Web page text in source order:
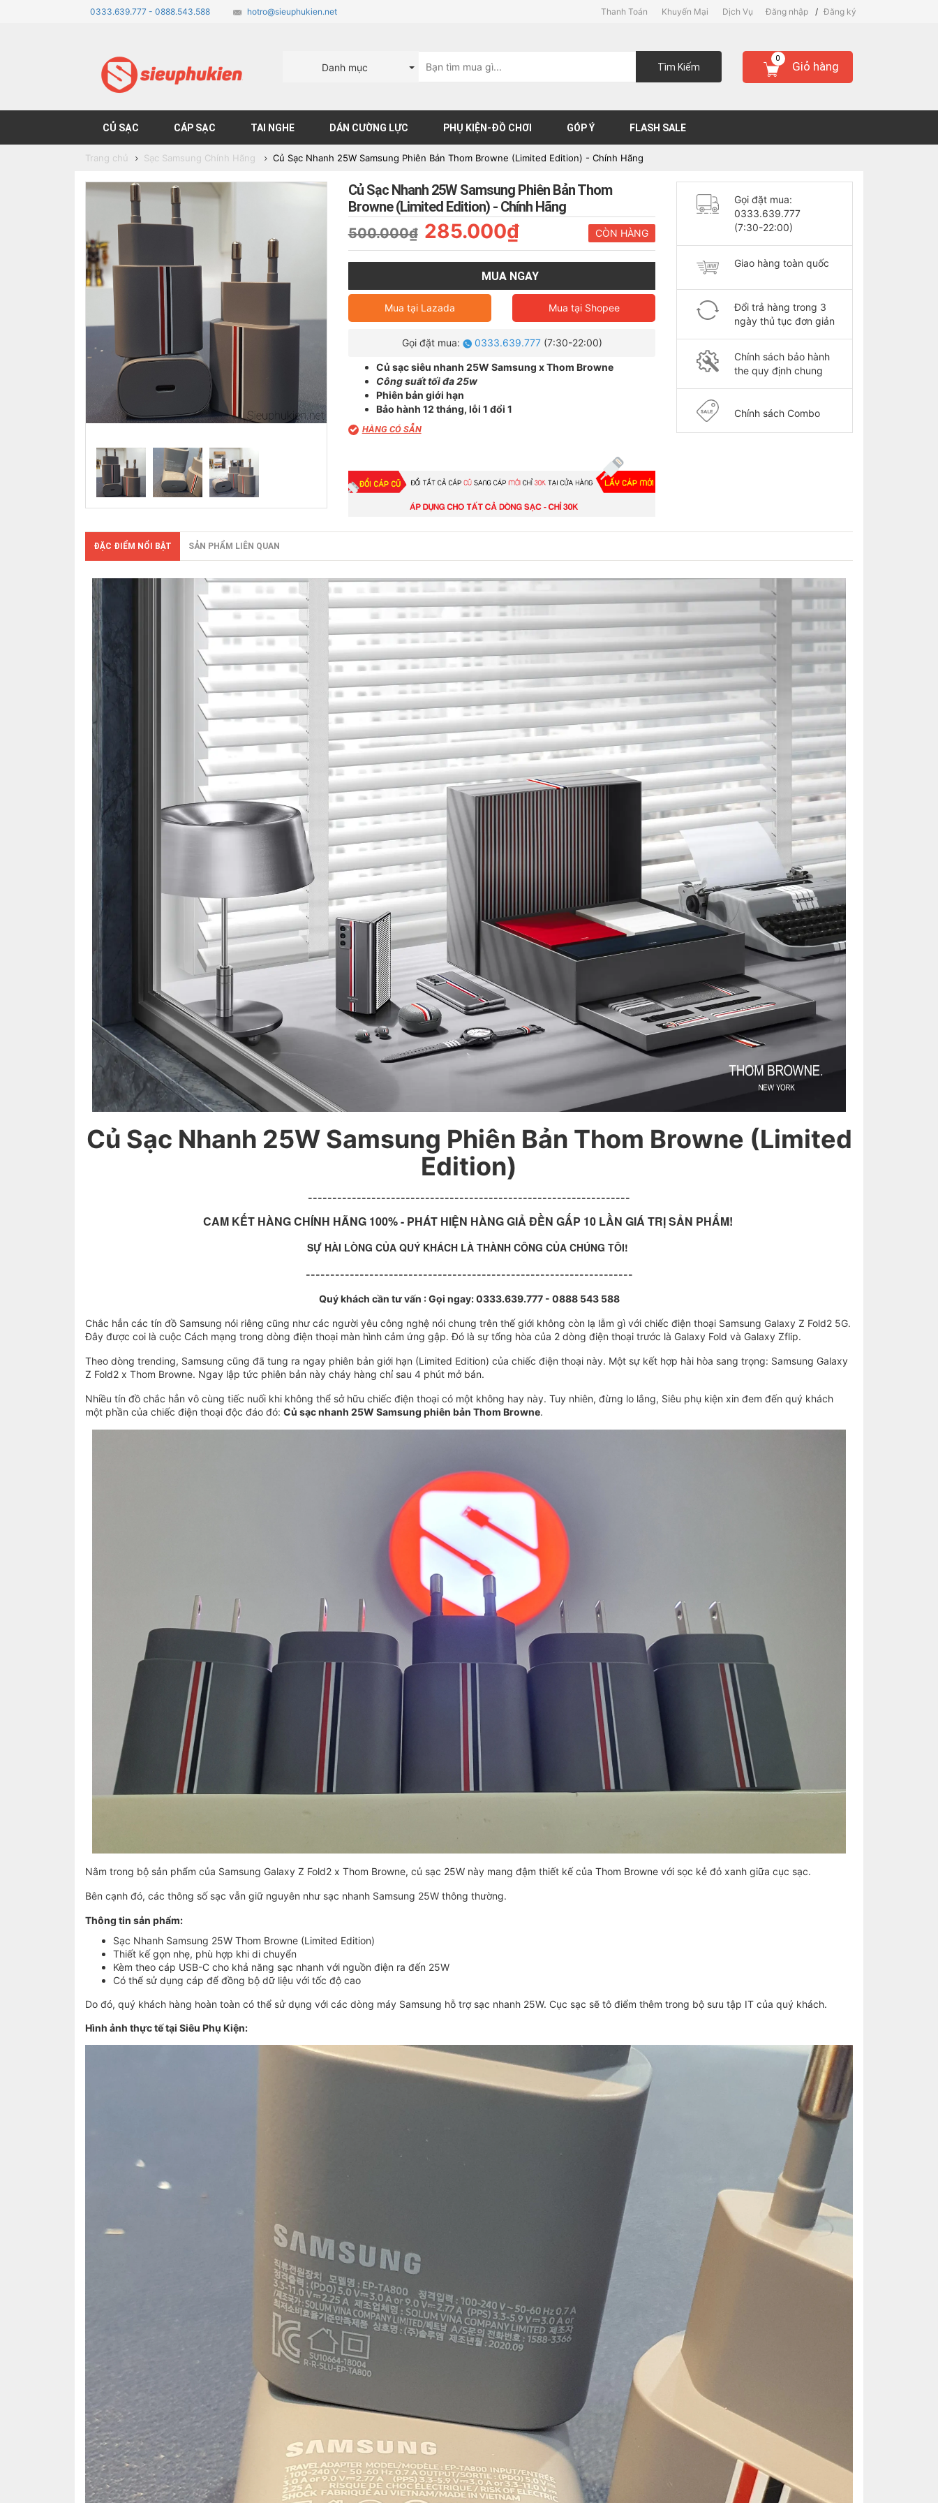
0333.639.777 - 0888.543.588 hotro@sieuphukien.net Đăng nhập / Đăng ký
Thanh Toán Khuyến Mại Dịch Vụ
Danh mục Tìm Kiếm Giỏ hàng
0
CỦ SẠC CÁP SẠC TAI NGHE DÁN CƯỜNG LỰC PHỤ KIỆN-ĐỒ CHƠI GÓP Ý FLASH SALE
Trang chủ Sạc Samsung Chính Hãng Củ Sạc Nhanh 25W Samsung Phiên Bản Thom Browne (Limited Edition) - Chính Hãng
Củ Sạc Nhanh 25W Samsung Phiên Bản Thom
Browne (Limited Edition) - Chính Hãng
CÒN HÀNG
500.000₫ 285.000₫
MUA NGAY
Mua tại Lazada Mua tại Shopee
Gọi đặt mua: 0333.639.777(7:30-22:00)
Củ sạc siêu nhanh 25W Samsung x Thom Browne
Công suất tối đa 25w
Phiên bản giới hạn
Bảo hành 12 tháng, lỗi 1 đổi 1
HÀNG CÓ SẴN
Gọi đặt mua:
0333.639.777
(7:30-22:00)
Giao hàng toàn quốc
Đổi trả hàng trong 3
ngày thủ tục đơn giản
Chính sách bảo hành
the quy định chung
Chính sách Combo
ĐẶC ĐIỂM NỔI BẬT SẢN PHẨM LIÊN QUAN
Củ Sạc Nhanh 25W Samsung Phiên Bản Thom Browne (Limited
Edition)
------------------------------------------------------------------
CAM KẾT HÀNG CHÍNH HÃNG 100% - PHÁT HIỆN HÀNG GIẢ ĐỀN GẤP 10 LẦN GIÁ TRỊ SẢN PHẨM!
SỰ HÀI LÒNG CỦA QUÝ KHÁCH LÀ THÀNH CÔNG CỦA CHÚNG TÔI!
-------------------------------------------------------------------
Quý khách cần tư vấn : Gọi ngay:0333.639.777 - 0888 543 588
Chắc hẳn các tín đồ Samsung nói riêng cũng như các người yêu công nghệ nói chung trên thế giới không còn lạ lẫm gì với chiếc điện thoại Samsung Galaxy Z Fold2 5G.
Đây được coi là cuộc Cách mạng trong dòng điện thoại màn hình cảm ứng gập. Đó là sự tổng hòa của 2 dòng điện thoại trước là Galaxy Fold và Galaxy Zflip.
Theo dòng trending, Samsung cũng đã tung ra ngay phiên bản giới hạn (Limited Edition) của chiếc điện thoại này. Một sự kết hợp hài hòa sang trọng: Samsung Galaxy
Z Fold2 x Thom Browne. Ngay lập tức phiên bản này cháy hàng chỉ sau 4 phút mở bán.
Nhiều tín đồ chắc hẳn vô cùng tiếc nuối khi không thể sở hữu chiếc điện thoại có một không hay này. Tuy nhiên, đừng lo lắng, Siêu phụ kiện xin đem đến quý khách
một phần của chiếc điện thoại độc đáo đó: Củ sạc nhanh 25W Samsung phiên bản Thom Browne.
Nằm trong bộ sản phẩm của Samsung Galaxy Z Fold2 x Thom Browne, củ sạc 25W này mang đậm thiết kế của Thom Browne với sọc kẻ đỏ xanh giữa cục sạc.
Bên cạnh đó, các thông số sạc vẫn giữ nguyên như sạc nhanh Samsung 25W thông thường.
Thông tin sản phẩm:
Sạc Nhanh Samsung 25W Thom Browne (Limited Edition)
Thiết kế gọn nhẹ, phù hợp khi di chuyển
Kèm theo cáp USB-C cho khả năng sạc nhanh với nguồn điện ra đến 25W
Có thể sử dụng cáp để đồng bộ dữ liệu với tốc độ cao
Do đó, quý khách hàng hoàn toàn có thể sử dụng với các dòng máy Samsung hỗ trợ sạc nhanh 25W. Cục sạc sẽ tô điểm thêm trong bộ sưu tập IT của quý khách.
Hình ảnh thực tế tại Siêu Phụ Kiện: